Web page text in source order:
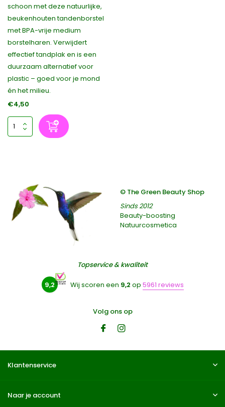
schoon met deze natuurlijke,
beukenhouten tandenborstel
met BPA-vrije medium
borstelharen. Verwijdert
effectief tandplak en is een
duurzaam alternatief voor
plastic – goed voor je mond
én het milieu.
€4,50
© The Green Beauty Shop
Sinds 2012
Beauty-boosting
Natuurcosmetica
Topservice & kwaliteit
9,2 Wij scoren een 9,2 op 5961 reviews
Volg ons op
Klantenservice
Naar je account